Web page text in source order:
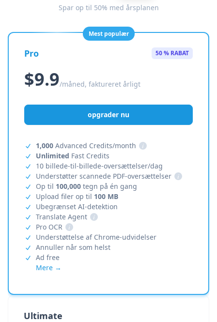
Spar op til 50% med årsplanen
Mest populær
Pro 50 % RABAT
$9.9/måned, faktureret årligt
opgrader nu
1,000 Advanced Credits/month
i
Unlimited Fast Credits
10 billede-til-billede-oversættelser/dag
Understøtter scannede PDF-oversættelser
i
Op til 100,000 tegn på én gang
Upload filer op til 100 MB
Ubegrænset AI-detektion
Translate Agent
i
Pro OCR
i
Understøttelse af Chrome-udvidelser
Annuller når som helst
Ad free
Mere →
Ultimate